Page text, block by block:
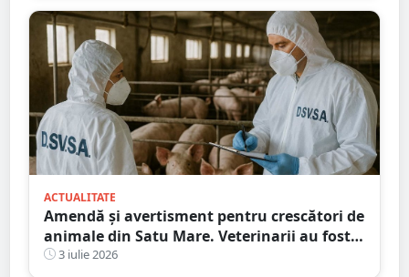
ACTUALITATE
Amendă și avertisment pentru crescători de
animale din Satu Mare. Veterinarii au fost
în control
3 iulie 2026